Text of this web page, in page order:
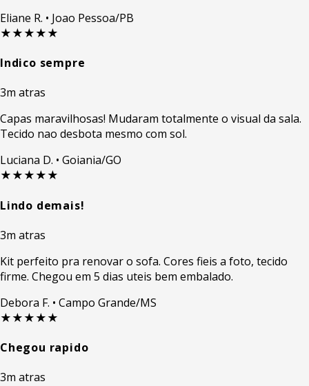
Eliane R. • Joao Pessoa/PB
★★★★★
Indico sempre
3m atras
Capas maravilhosas! Mudaram totalmente o visual da sala.
Tecido nao desbota mesmo com sol.
Luciana D. • Goiania/GO
★★★★★
Lindo demais!
3m atras
Kit perfeito pra renovar o sofa. Cores fieis a foto, tecido
firme. Chegou em 5 dias uteis bem embalado.
Debora F. • Campo Grande/MS
★★★★★
Chegou rapido
3m atras